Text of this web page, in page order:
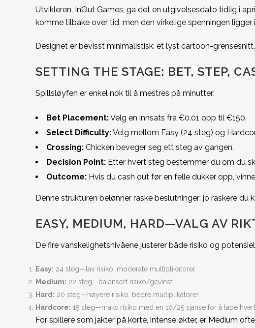
Utvikleren, InOut Games, ga det en utgivelsesdato tidlig i
komme tilbake over tid, men den virkelige spenningen
Designet er bevisst minimalistisk: et lyst cartoon-
SETTING THE STAGE: BET, STEP,
Spillsløyfen er enkel nok til å mestres på minutter:
Bet Placement:Velg en innsats fra €0.01 opp til €150.
Select Difficulty:Velg mellom Easy (24 steg) og
Crossing: Chicken beveger seg ett steg av gangen.
Decision Point: Etter hvert steg bestemmer du om du
Outcome: Hvis du cash out før en felle dukker opp,
Denne strukturen belønner raske beslutninger: jo raskere
EASY, MEDIUM, HARD—VALG AV
De fire vanskelighetsnivåene justerer både risiko og
Easy: 24 steg—lav risiko, moderate multiplikatorer.
Medium: 22 steg—balansert risiko/gevinst.
Hard: 20 steg—høyere risiko, bedre multiplikatorer.
Hardcore: 15 steg—maks risiko med en 10/25 sjanse for å tape hvert
For spillere som jakter på korte, intense økter, er Medium